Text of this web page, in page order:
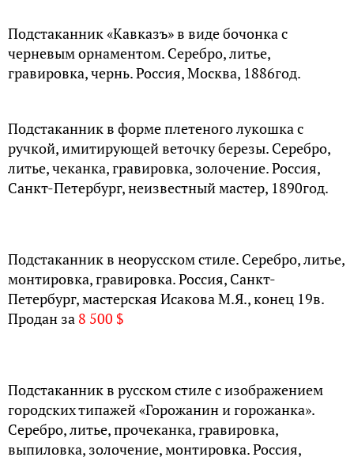
Подстаканник «Кавказъ» в виде бочонка с
черневым орнаментом. Серебро, литье,
гравировка, чернь. Россия, Москва, 1886год.
Подстаканник в форме плетеного лукошка с
ручкой, имитирующей веточку березы. Серебро,
литье, чеканка, гравировка, золочение. Россия,
Санкт-Петербург, неизвестный мастер, 1890год.
Подстаканник в неорусском стиле. Серебро, литье,
монтировка, гравировка. Россия, Санкт-
Петербург, мастерская Исакова М.Я., конец 19в.
Продан за 8 500 $
Подстаканник в русском стиле с изображением
городских типажей «Горожанин и горожанка».
Серебро, литье, прочеканка, гравировка,
выпиловка, золочение, монтировка. Россия,